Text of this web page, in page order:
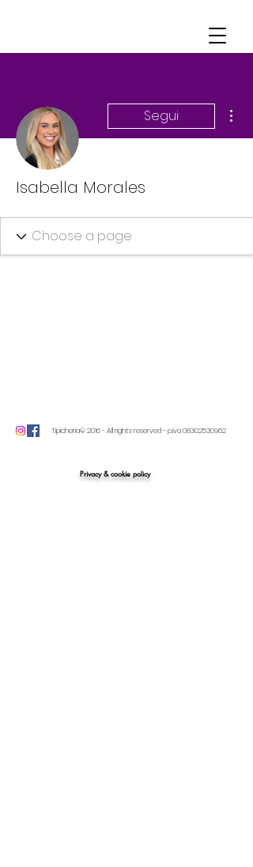
Segui
Isabella Morales
Tipicheria© 2016 - All rights reserved - p.iva08302530962
Privacy & cookie policy